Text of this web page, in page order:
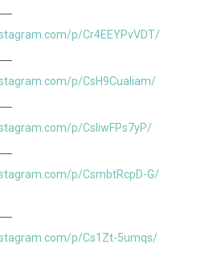
p/Cr4EEYPvVDT/
p/CsH9CuaIiam/
p/CsliwFPs7yP/
p/CsmbtRcpD-G/
p/Cs1Zt-5umqs/